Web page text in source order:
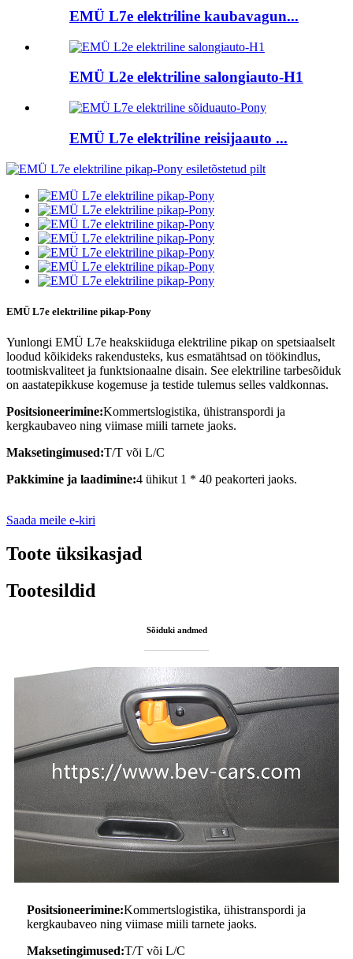
EMÜ L7e elektriline kaubavagun...
EMÜ L2e elektriline salongiauto-H1
EMÜ L7e elektriline reisijaauto ...
EMÜ L7e elektriline pikap-Pony
Yunlongi EMÜ L7e heakskiiduga elektriline pikap on spetsiaalselt
loodud kõikideks rakendusteks, kus esmatähtsad on töökindlus,
tootmiskvaliteet ja funktsionaalne disain. See elektriline tarbesõiduk
on aastatepikkuse kogemuse ja testide tulemus selles valdkonnas.
Positsioneerimine:Kommertslogistika, ühistranspordi ja
kergkaubaveo ning viimase miili tarnete jaoks.
Maksetingimused:T/T või L/C
Pakkimine ja laadimine:4 ühikut 1 * 40 peakorteri jaoks.
Saada meile e-kiri
Toote üksikasjad
Tootesildid
Sõiduki andmed
Positsioneerimine:Kommertslogistika, ühistranspordi ja
kergkaubaveo ning viimase miili tarnete jaoks.
Maksetingimused:T/T või L/C